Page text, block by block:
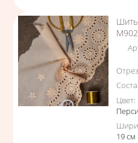
М902
Отрез
Цвет:
19см